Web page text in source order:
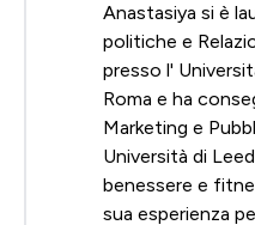
Anastasiya si è
politiche e
presso l'
Roma e ha
Marketing e
Università di
benessere e
sua esperienza